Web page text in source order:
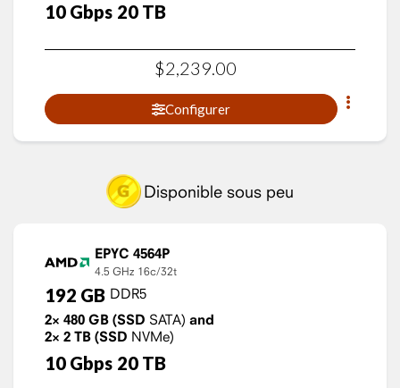
10 Gbps 20 TB
$2,239.00
Configurer
Disponible sous peu
EPYC 4564P
4.5 GHz 16c/32t
192 GB DDR5
2× 480 GB (SSD SATA) and
2× 2 TB (SSD NVMe)
10 Gbps 20 TB